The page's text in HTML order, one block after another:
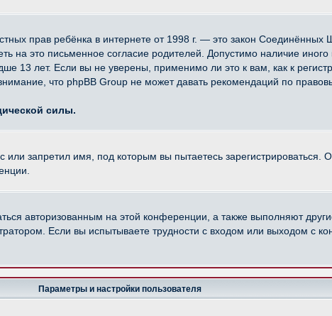
прав ребёнка в интернете от 1998 г. — это закон Соединённых
это письменное согласие родителей. Допустимо наличие иного
13 лет. Если вы не уверены, применимо ли это к вам, как к
что phpBB Group не может давать рекомендаций по
силы.
запретил имя, под которым вы пытаетесь зарегистрироваться.
авторизованным на этой конференции, а также выполняют
Если вы испытываете трудности с входом или выходом с
Параметры и настройки пользователя